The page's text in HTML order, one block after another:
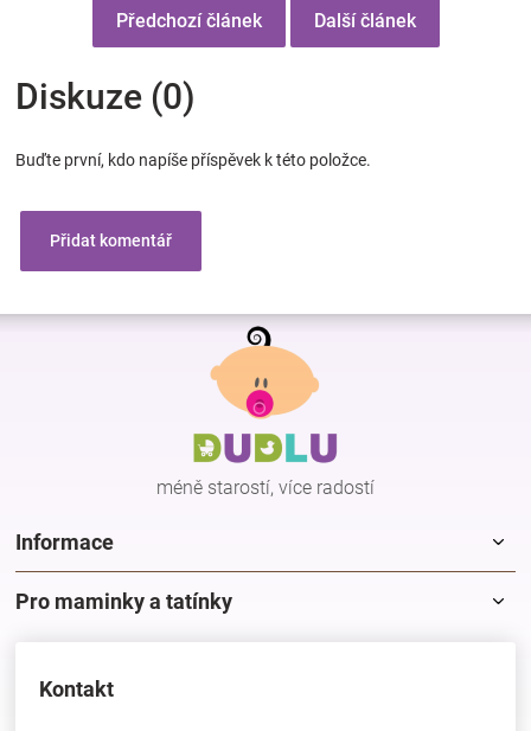
Předchozí článek Další článek
Diskuze (0)
Buďte první, kdo napíše příspěvek k této položce.
Přidat komentář
Z
méně starostí, více radostí
Informace
Pro maminky a tatínky
Kontakt